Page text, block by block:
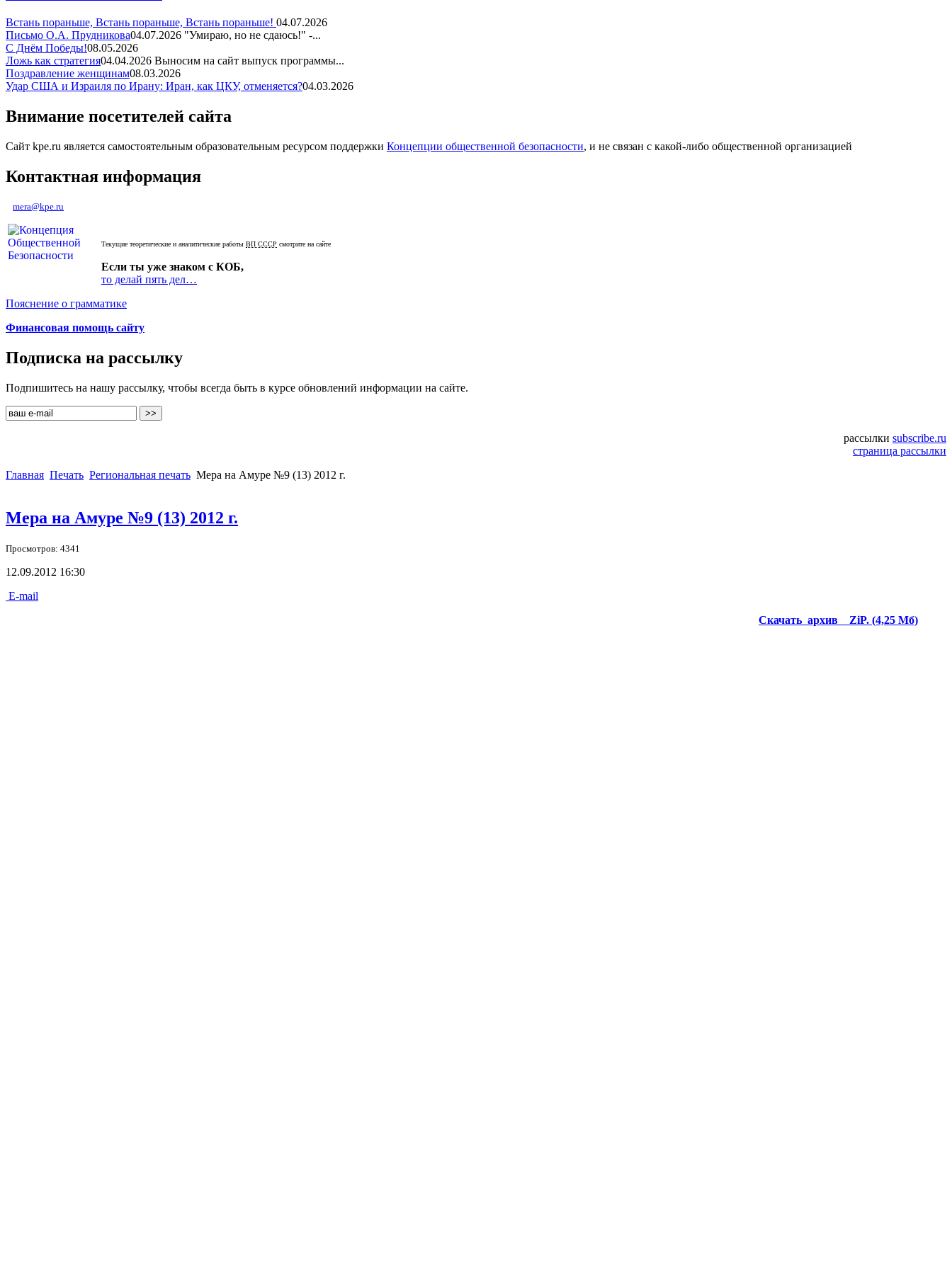
Встань пораньше, Встань пораньше, Встань пораньше! 04.07.2026
Письмо О.А. Прудникова04.07.2026 "Умираю, но не сдаюсь!" -...
С Днём Победы!08.05.2026
Ложь как стратегия04.04.2026 Выносим на сайт выпуск программы...
Поздравление женщинам08.03.2026
Удар США и Израиля по Ирану: Иран, как ЦКУ, отменяется?04.03.2026
Внимание посетителей сайта
Сайт kpe.ru является самостоятельным образовательным ресурсом поддержки Концепции общественной безопасности, и не связан с какой-либо общественной организацией
Контактная информация
mera@kpe.ru
Текущие теоретические и аналитические работы ВП СССР смотрите на сайте
Если ты уже знаком с КОБ,
то делай пять дел…
Пояснение о грамматике
Финансовая помощь сайту
Подписка на рассылку
Подпишитесь на нашу рассылку, чтобы всегда быть в курсе обновлений информации на сайте.
рассылки subscribe.ru
страница рассылки
Главная Печать Региональная печать Мера на Амуре №9 (13) 2012 г.
Мера на Амуре №9 (13) 2012 г.
Просмотров: 4341
12.09.2012 16:30
E-mail
Скачать архив
ZiP. (4,25 Мб)